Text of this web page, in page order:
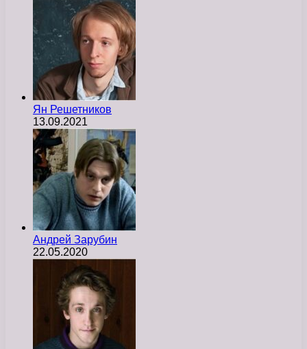
Ян Решетников
13.09.2021
Андрей Зарубин
22.05.2020